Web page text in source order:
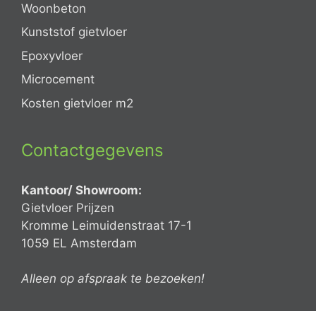
Woonbeton
Kunststof gietvloer
Epoxyvloer
Microcement
Kosten gietvloer m2
Contactgegevens
Kantoor/ Showroom:
Gietvloer Prijzen
Kromme Leimuidenstraat 17-1
1059 EL Amsterdam
Alleen op afspraak te bezoeken!